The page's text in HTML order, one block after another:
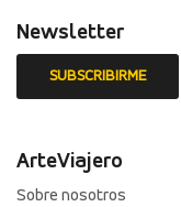
Newsletter
ArteViajero
Sobre nosotros